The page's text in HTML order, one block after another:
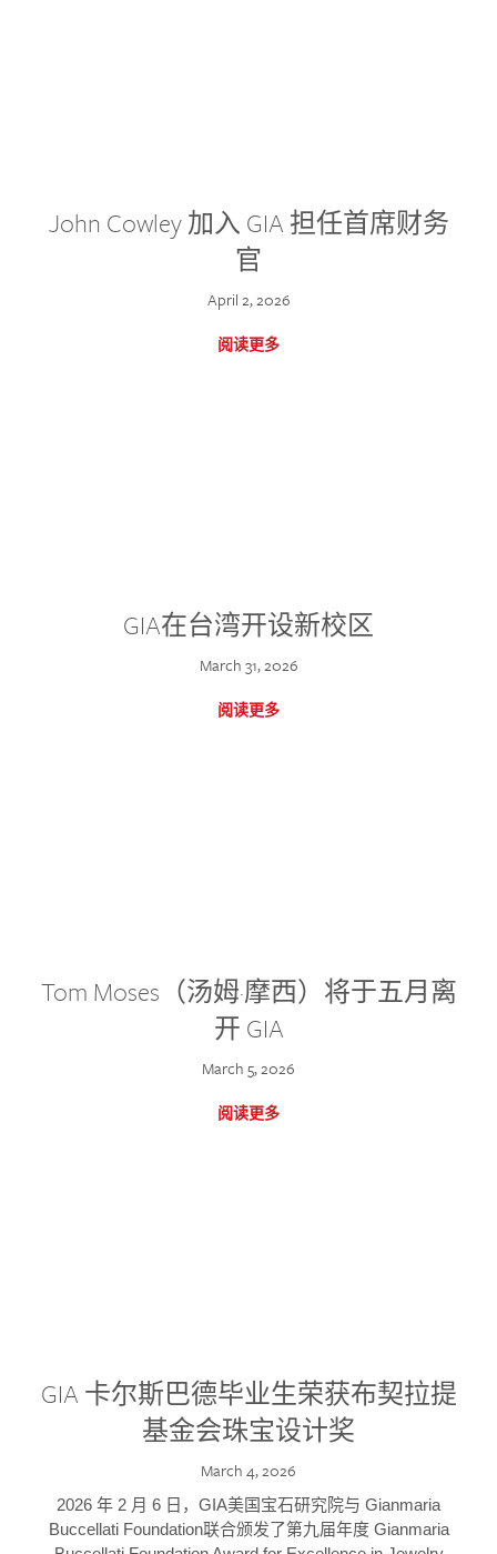
John Cowley 加入 GIA 担任首席财务
官
April 2, 2026
阅读更多
GIA在台湾开设新校区
March 31, 2026
阅读更多
Tom Moses（汤姆·摩西）将于五月离
开 GIA
March 5, 2026
阅读更多
GIA 卡尔斯巴德毕业生荣获布契拉提
基金会珠宝设计奖
March 4, 2026
2026 年 2 月 6 日，GIA美国宝石研究院与 Gianmaria
Buccellati Foundation联合颁发了第九届年度 Gianmaria